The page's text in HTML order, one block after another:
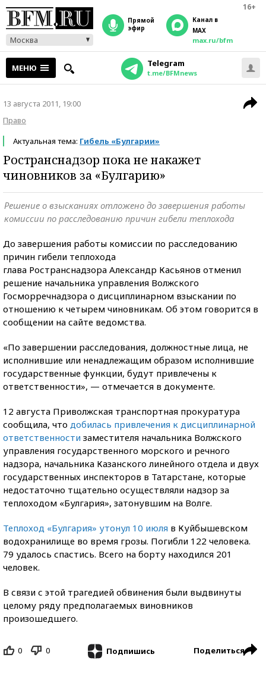
16+
Москва
прямой
эфир
Канал в
MAX
max.ru/bfm
МЕНЮ Telegram
t.me/BFMnews
13 августа 2011, 19:00
Право
Актуальная тема: Гибель «Булгарии»
Ространснадзор пока не накажет
чиновников за «Булгарию»
Решение о взысканиях отложено до завершения работы
комиссии по расследованию причин гибели теплохода
До завершения работы комиссии по расследованию
причин гибели теплохода
глава Ространснадзора Александр Касьянов отменил
решение начальника управления Волжского
Госморречнадзора о дисциплинарном взыскании по
отношению к четырем чиновникам. Об этом говорится в
сообщении на сайте ведомства.
«По завершении расследования, должностные лица, не
исполнившие или ненадлежащим образом исполнившие
государственные функции, будут привлечены к
ответственности», — отмечается в документе.
12 августа Приволжская транспортная прокуратура
сообщила, что добилась привлечения к дисциплинарной
ответственности заместителя начальника Волжского
управления государственного морского и речного
надзора, начальника Казанского линейного отдела и двух
государственных инспекторов в Татарстане, которые
недостаточно тщательно осуществляли надзор за
теплоходом «Булгария», затонувшим на Волге.
Теплоход «Булгария» утонул 10 июля в Куйбышевском
водохранилище во время грозы. Погибли 122 человека.
79 удалось спастись. Всего на борту находился 201
человек.
В связи с этой трагедией обвинения были выдвинуты
целому ряду предполагаемых виновников
произошедшего.
0 0 Подпишись Поделиться